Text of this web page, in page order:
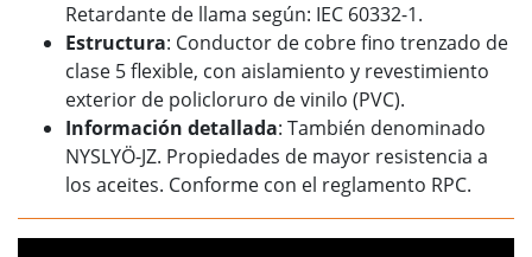
Retardante de llama según: IEC 60332-1.
Estructura: Conductor de cobre fino trenzado de
clase 5 flexible, con aislamiento y revestimiento
exterior de policloruro de vinilo (PVC).
Información detallada: También denominado
NYSLYÖ-JZ. Propiedades de mayor resistencia a
los aceites. Conforme con el reglamento RPC.